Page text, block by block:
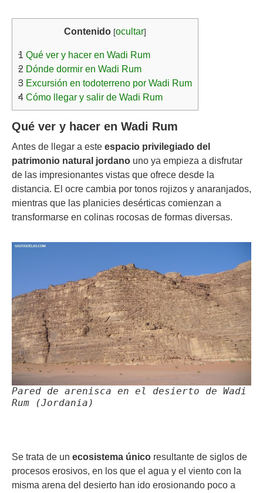
Contenido [ocultar]
1 Qué ver y hacer en Wadi Rum
2 Dónde dormir en Wadi Rum
3 Excursión en todoterreno por Wadi Rum
4 Cómo llegar y salir de Wadi Rum
Qué ver y hacer en Wadi Rum
Antes de llegar a este espacio privilegiado del
patrimonio natural jordano uno ya empieza a disfrutar
de las impresionantes vistas que ofrece desde la
distancia. El ocre cambia por tonos rojizos y anaranjados,
mientras que las planicies desérticas comienzan a
transformarse en colinas rocosas de formas diversas.
Pared de arenisca en el desierto de Wadi
Rum (Jordania)
Se trata de un ecosistema único resultante de siglos de
procesos erosivos, en los que el agua y el viento con la
misma arena del desierto han ido erosionando poco a